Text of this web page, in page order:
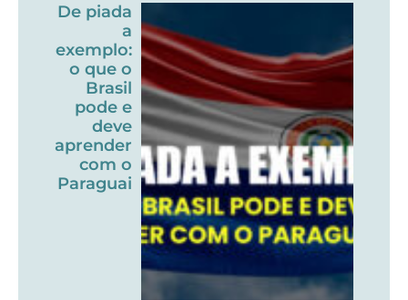
De piada
a
exemplo:
o que o
Brasil
pode e
deve
aprender
com o
Paraguai